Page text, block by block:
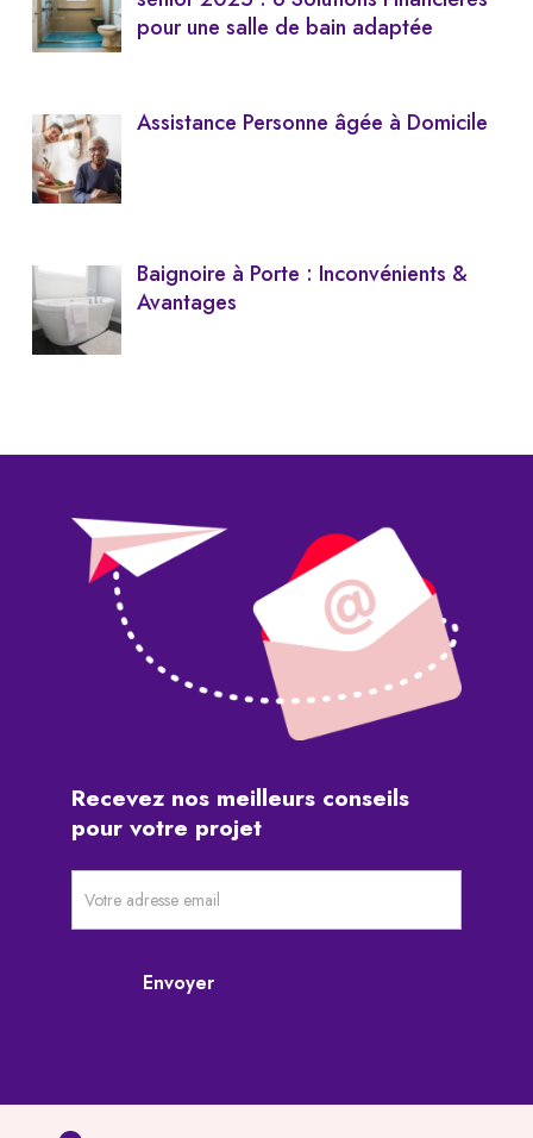
pour une salle de bain adaptée
Assistance Personne âgée à Domicile
Baignoire à Porte : Inconvénients &
Avantages
Recevez nos meilleurs conseils
pour votre projet
pré-
Envoyer